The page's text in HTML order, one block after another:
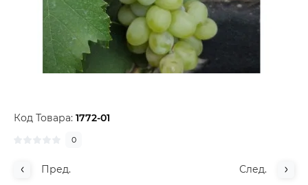
Код Товара: 1772-01
0
Пред. След.